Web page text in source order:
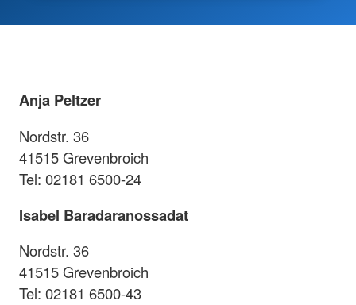
Anja Peltzer
Nordstr. 36
41515 Grevenbroich
Tel: 02181 6500-24
Isabel Baradaranossadat
Nordstr. 36
41515 Grevenbroich
Tel: 02181 6500-43